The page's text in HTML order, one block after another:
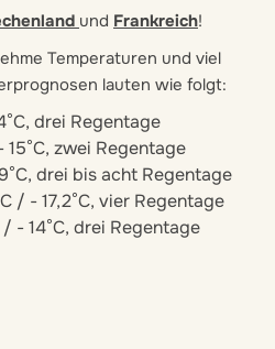
und Frankreich!
Temperaturen und viel
lauten wie folgt:
drei Regentage
zwei Regentage
drei bis acht Regentage
/ - 17,2°C, vier Regentage
- 14°C, drei Regentage